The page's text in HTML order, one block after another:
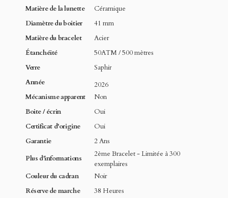
Matière de la lunette
Céramique
Diamètre du boitier
41 mm
Matière du bracelet
Acier
Étanchéité
50ATM / 500 mètres
Verre
Saphir
Année
2026
Mécanisme apparent
Non
Boite / écrin
Oui
Certificat d'origine
Oui
Garantie
2 Ans
Plus d'informations
2ème Bracelet - Limitée à 300
exemplaires
Couleur du cadran
Noir
Réserve de marche
38 Heures